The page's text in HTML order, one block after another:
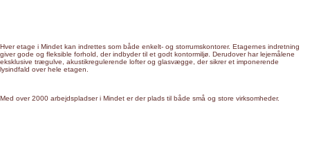
Hver etage i Mindet kan indrettes som både enkelt- og storrumskontorer. Etagernes indretning
giver gode og fleksible forhold, der indbyder til et godt kontormiljø. Derudover har lejemålene
eksklusive trægulve, akustikregulerende lofter og glasvægge, der sikrer et imponerende
lysindfald over hele etagen.
Med over 2000 arbejdspladser i Mindet er der plads til både små og store virksomheder.